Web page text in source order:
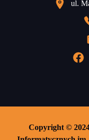
ul.
Copyright © 2024